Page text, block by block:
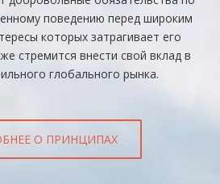
поведению перед широким
которых затрагивает его
стремится внести свой вклад в
глобального рынка.
О ПРИНЦИПАХ